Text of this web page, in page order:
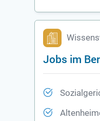
Jobs im